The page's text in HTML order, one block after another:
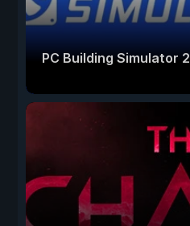
PC Building Simulator 2